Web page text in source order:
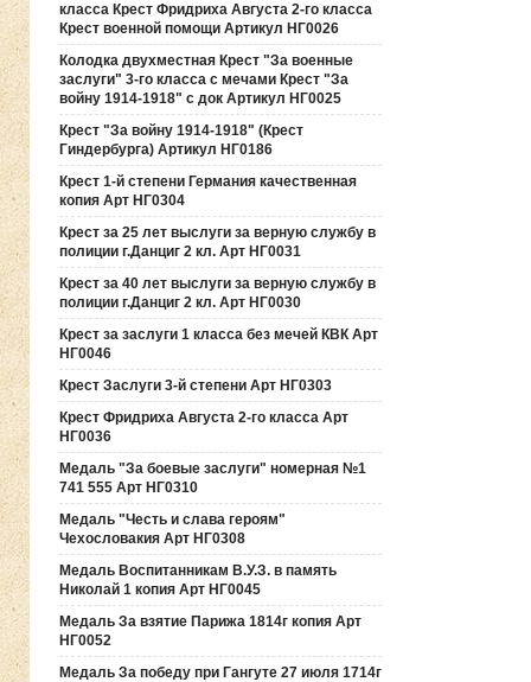
класса Крест Фридриха Августа 2-го класса
Крест военной помощи Артикул НГ0026
Колодка двухместная Крест "За военные
заслуги" 3-го класса с мечами Крест "За
войну 1914-1918" с док Артикул НГ0025
Крест "За войну 1914-1918" (Крест
Гиндербурга) Артикул НГ0186
Крест 1-й степени Германия качественная
копия Арт НГ0304
Крест за 25 лет выслуги за верную службу в
полиции г.Данциг 2 кл. Арт НГ0031
Крест за 40 лет выслуги за верную службу в
полиции г.Данциг 2 кл. Арт НГ0030
Крест за заслуги 1 класса без мечей КВК Арт
НГ0046
Крест Заслуги 3-й степени Арт НГ0303
Крест Фридриха Августа 2-го класса Арт
НГ0036
Медаль "За боевые заслуги" номерная №1
741 555 Арт НГ0310
Медаль "Честь и слава героям"
Чехословакия Арт НГ0308
Медаль Воспитанникам В.У.З. в память
Николай 1 копия Арт НГ0045
Медаль За взятие Парижа 1814г копия Арт
НГ0052
Медаль За победу при Гангуте 27 июля 1714г